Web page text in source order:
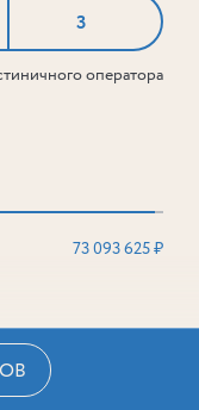
3
оператора
73 093 625 ₽